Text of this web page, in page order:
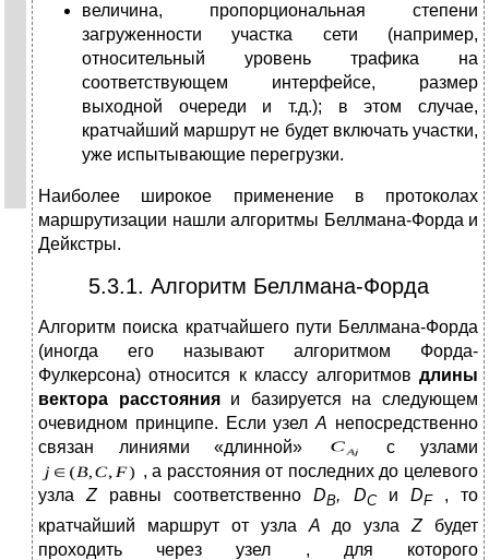
величина, пропорциональная степени
загруженности участка сети (например,
относительный уровень трафика на
соответствующем интерфейсе, размер
выходной очереди и т.д.); в этом случае,
кратчайший маршрут не будет включать участки,
уже испытывающие перегрузки.
Наиболее широкое применение в протоколах
маршрутизации нашли алгоритмы Беллмана-Форда и
Дейкстры.
5.3.1. Алгоритм Беллмана-Форда
Алгоритм поиска кратчайшего пути Беллмана-Форда
(иногда его называют алгоритмом Форда-
Фулкерсона) относится к классу алгоритмов длины
вектора расстоянияи базируется на следующем
очевидном принципе. Если узелА непосредственно
связан линиями «длинной»
с узлами
, а расстояния от последних до целевого
узлаZравны соответственноDB, DC и DF
, то
кратчайший маршрут от узла A до узлаZ
будет
проходить через узел , для которого